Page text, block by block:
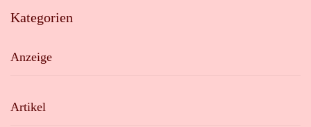
Kategorien
Anzeige
Artikel